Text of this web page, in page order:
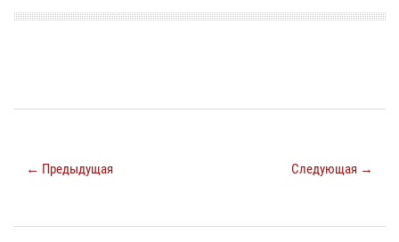
← Предыдущая Следующая →